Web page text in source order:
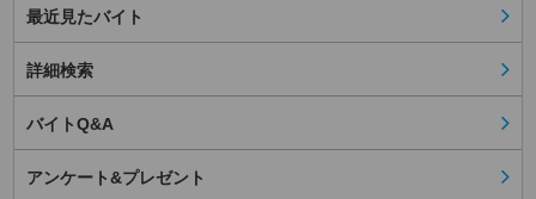
最近見たバイト
詳細検索
バイトQ&A
アンケート&プレゼント